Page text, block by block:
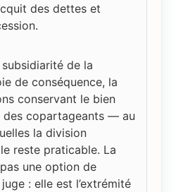
des dettes et
subsidiarité de la
de conséquence, la
conservant le bien
des copartageants — au
la division
reste praticable. La
une option de
: elle est l’extrémité